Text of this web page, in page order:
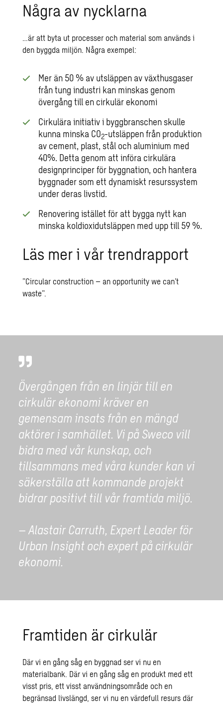
Några av nycklarna
…är att byta ut processer och material som används i
den byggda miljön. Några exempel:
Mer än 50 % av utsläppen av växthusgaser
från tung industri kan minskas genom
övergång till en cirkulär ekonomi
Cirkulära initiativ i byggbranschen skulle
kunna minska CO2-utsläppen från produktion
av cement, plast, stål och aluminium med
40%. Detta genom att införa cirkulära
designprinciper för byggnation, och hantera
byggnader som ett dynamiskt resurssystem
under deras livstid.
Renovering istället för att bygga nytt kan
minska koldioxidutsläppen med upp till 59 %.
Läs mer i vår trendrapport
”Circular construction – an opportunity we can’t
waste”.
Övergången från en linjär till en
cirkulär ekonomi kräver en
gemensam insats från en mängd
aktörer i samhället. Vi på Sweco vill
bidra med vår kunskap, och
tillsammans med våra kunder kan vi
säkerställa att kommande projekt
bidrar positivt till vår framtida miljö.
– Alastair Carruth, Expert Leader för
Urban Insight och expert på cirkulär
ekonomi.
Framtiden är cirkulär
Där vi en gång såg en byggnad ser vi nu en
materialbank. Där vi en gång såg en produkt med ett
visst pris, ett visst användningsområde och en
begränsad livslängd, ser vi nu en värdefull resurs där